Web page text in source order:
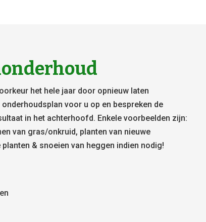
het hele jaar door opnieuw laten
voor u op en bespreken de
in het achterhoofd. Enkele voorbeelden zijn:
van gras/onkruid, planten van nieuwe
& snoeien van heggen indien nodig!